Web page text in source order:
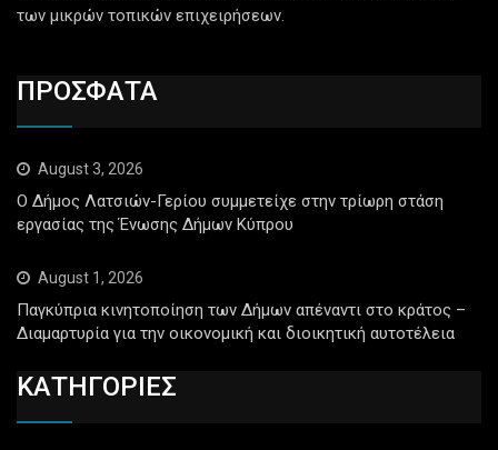
των μικρών τοπικών επιχειρήσεων.
ΠΡΟΣΦΑΤΑ
August 3, 2026
Ο Δήμος Λατσιών-Γερίου συμμετείχε στην τρίωρη στάση
εργασίας της Ένωσης Δήμων Κύπρου
August 1, 2026
Παγκύπρια κινητοποίηση των Δήμων απέναντι στο κράτος –
Διαμαρτυρία για την οικονομική και διοικητική αυτοτέλεια
ΚΑΤΗΓΟΡΙΕΣ